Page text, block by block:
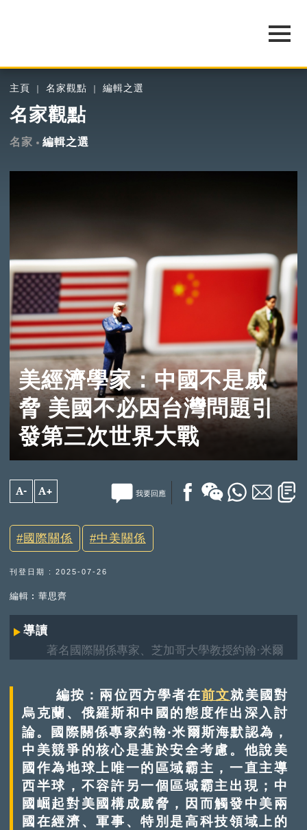
主頁 名家觀點 編輯之選
名家觀點
名家 編輯之選
美經濟學家：中國不是威
脅 美國不必因台灣問題引
發第三次世界大戰
A- A+ 我要回應
國際關係 中美關係
刊登日期 : 2025-07-26
編輯︰華思齊
導讀
著名國際關係專家、芝加哥大學教授約翰·米爾
在去年9月的2024全力以赴峰會（All-In Summit
2024）上，就美國政治發展、俄烏戰爭、對華關係
等進行深度討論，兩位西方重磅學者在討論中揭示
出美國的行為邏輯。本文翻譯自該次討論，標題和
內文經編輯整理。
編按：兩位西方學者在前文就美國對
烏克蘭、俄羅斯和中國的態度作出深入討
論。國際關係專家約翰‧米爾斯海默認為，
中美競爭的核心是基於安全考慮。他說美
國作為地球上唯一的區域霸主，一直主導
西半球，不容許另一個區域霸主出現；中
國崛起對美國構成威脅，因而觸發中美兩
國在經濟、軍事、特別是高科技領域上的